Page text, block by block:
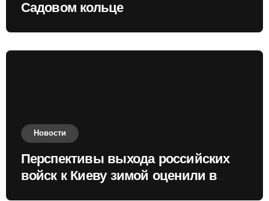
Садовом кольце
Новости
Перспективы выхода российских
войск к Киеву зимой оценили в